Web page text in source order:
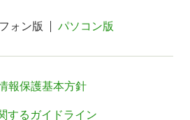
ォン版 パソコン版
報保護基本方針
するガイドライン